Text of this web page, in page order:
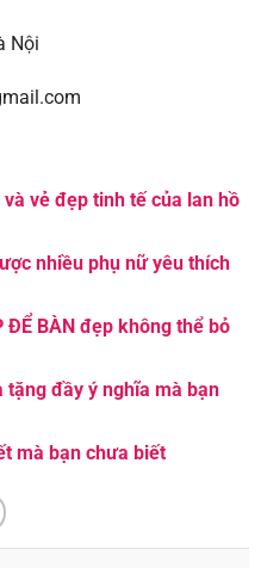
Nội
vẻ đẹp tinh tế của lan hồ
nhiều phụ nữ yêu thích
ĐỂ BÀN đẹp không thể bỏ
tặng đầy ý nghĩa mà bạn
mà bạn chưa biết